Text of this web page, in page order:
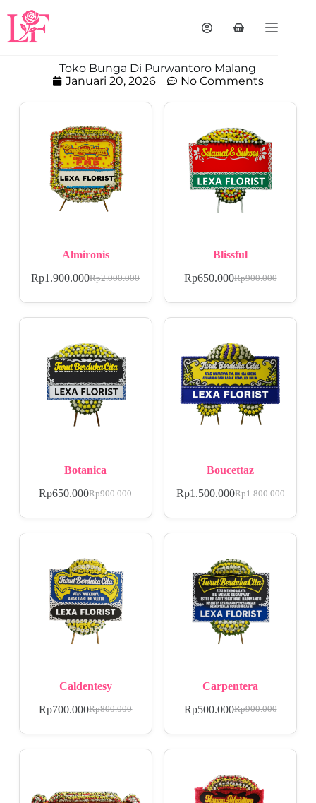
Toko Bunga Di Purwantoro Malang
Januari 20, 2026
No Comments
Almironis
Rp2.000.000
Rp1.900.000
Blissful
Rp900.000
Rp650.000
Botanica
Rp900.000
Rp650.000
Boucettaz
Rp1.800.000
Rp1.500.000
Caldentesy
Rp800.000
Rp700.000
Carpentera
Rp900.000
Rp500.000